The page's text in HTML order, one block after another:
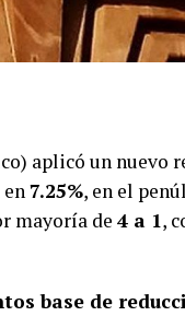
aplicó un nuevo
7.25%, en el
mayoría de 4 a 1,
base de